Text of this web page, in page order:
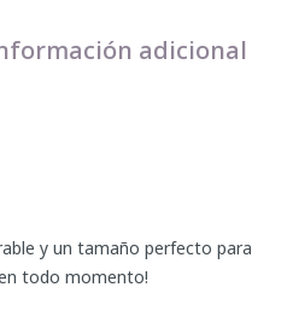
adicional
y un tamaño perfecto para
todo momento!